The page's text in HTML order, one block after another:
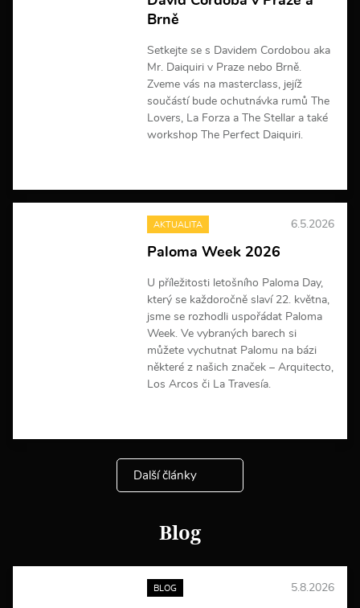
f
o
m
a
í
Brně
Setkejte se s Davidem Cordobou aka
Mr. Daiquiri v Praze nebo Brně.
Zveme vás na masterclass, jejíž
součástí bude ochutnávka rumů The
Lovers, La Forza a The Stellar a také
workshop The Perfect Daiquiri.
e
i
f
r
m
a
c
í
AKTUALITA 6.5.2026
Paloma Week 2026
U příležitosti letošního Paloma Day,
který se každoročně slaví 22. května,
jsme se rozhodli uspořádat Paloma
Week. Ve vybraných barech si
můžete vychutnat Palomu na bázi
některé z našich značek – Arquitecto,
Los Arcos či La Travesía.
e
i
n
a
c
í
Další články
Blog
BLOG 5.8.2026